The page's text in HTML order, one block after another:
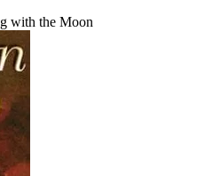
with the Moon